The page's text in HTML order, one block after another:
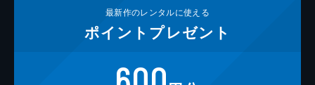
最新作のレンタルに使える
ポイント プレゼント